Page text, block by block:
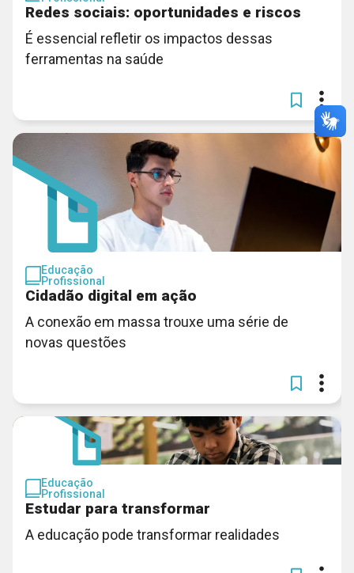
Redes sociais: oportunidades e riscos
É essencial refletir os impactos dessas
ferramentas na saúde
Educação
Profissional
Cidadão digital em ação
A conexão em massa trouxe uma série de
novas questões
Educação
Profissional
Estudar para transformar
A educação pode transformar realidades